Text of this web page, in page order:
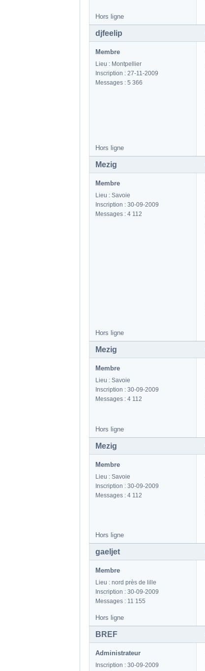
Hors ligne
djfeelip
Membre
Lieu : Montpellier
Inscription : 27-11-2009
Messages : 5 366
Hors ligne
Mezig
Membre
Lieu : Savoie
Inscription : 30-09-2009
Messages : 4 112
Hors ligne
Mezig
Membre
Lieu : Savoie
Inscription : 30-09-2009
Messages : 4 112
Hors ligne
Mezig
Membre
Lieu : Savoie
Inscription : 30-09-2009
Messages : 4 112
Hors ligne
gaeljet
Membre
Lieu : nord près de lille
Inscription : 30-09-2009
Messages : 11 155
Hors ligne
BREF
Administrateur
Inscription : 30-09-2009